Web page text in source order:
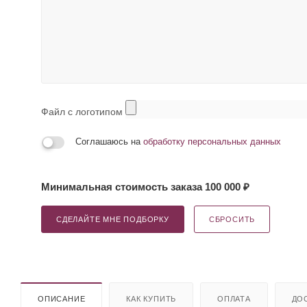
Файл с логотипом
Соглашаюсь на обработку персональных данных
Минимальная стоимость заказа 100 000 ₽
СДЕЛАЙТЕ МНЕ ПОДБОРКУ СБРОСИТЬ
ОПИСАНИЕ КАК КУПИТЬ ОПЛАТА